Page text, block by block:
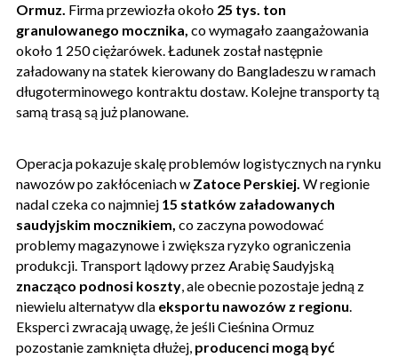
Ormuz. Firma przewiozła około 25 tys. ton
granulowanego mocznika, co wymagało zaangażowania
około 1 250 ciężarówek. Ładunek został następnie
załadowany na statek kierowany do Bangladeszu w ramach
długoterminowego kontraktu dostaw. Kolejne transporty tą
samą trasą są już planowane.
Operacja pokazuje skalę problemów logistycznych na rynku
nawozów po zakłóceniach w Zatoce Perskiej. W regionie
nadal czeka co najmniej 15 statków załadowanych
saudyjskim mocznikiem, co zaczyna powodować
problemy magazynowe i zwiększa ryzyko ograniczenia
produkcji. Transport lądowy przez Arabię Saudyjską
znacząco podnosi koszty, ale obecnie pozostaje jedną z
niewielu alternatyw dla eksportu nawozów z regionu.
Eksperci zwracają uwagę, że jeśli Cieśnina Ormuz
pozostanie zamknięta dłużej, producenci mogą być